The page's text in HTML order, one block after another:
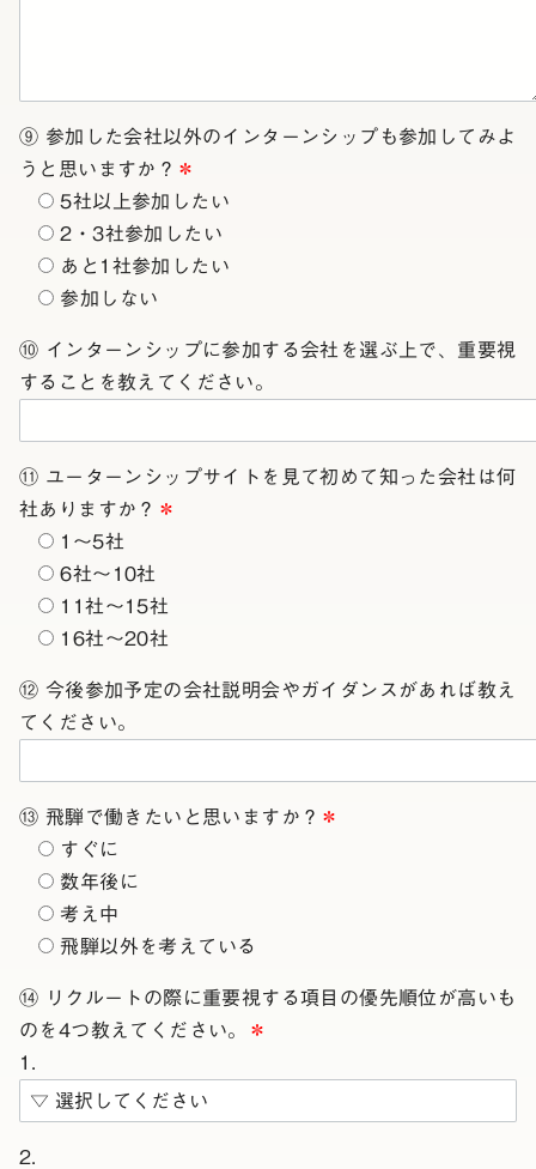
⑨ 参加した会社以外のインターンシップも参加してみよ
うと思いますか？ ＊
5社以上参加したい
2・3社参加したい
あと1社参加したい
参加しない
⑩ インターンシップに参加する会社を選ぶ上で、重要視
することを教えてください。
⑪ ユーターンシップサイトを見て初めて知った会社は何
社ありますか？ ＊
1～5社
6社～10社
11社～15社
16社～20社
⑫ 今後参加予定の会社説明会やガイダンスがあれば教え
てください。
⑬ 飛騨で働きたいと思いますか？ ＊
すぐに
数年後に
考え中
飛騨以外を考えている
⑭ リクルートの際に重要視する項目の優先順位が高いも
のを4つ教えてください。
＊
1.
2.